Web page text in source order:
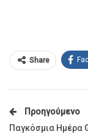
Share
Προηγούμενο
Παγκόσμια Ημέρα